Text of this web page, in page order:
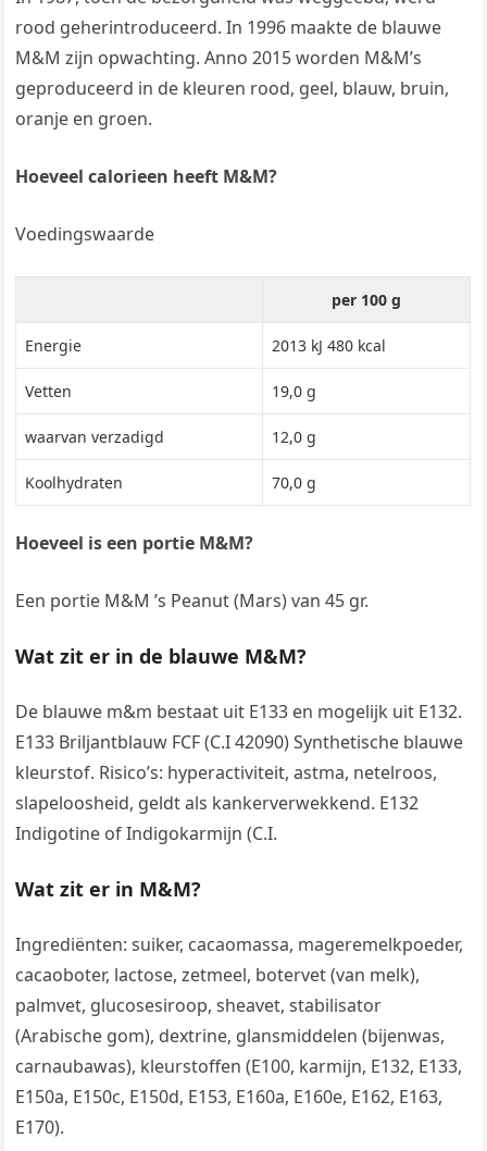
rood geherintroduceerd. In 1996 maakte de blauwe
M&M zijn opwachting. Anno 2015 worden M&M’s
geproduceerd in de kleuren rood, geel, blauw, bruin,
oranje en groen.
Hoeveel calorieen heeft M&M?
Voedingswaarde
per 100 g
Energie 2013 kJ 480 kcal
Vetten 19,0 g
waarvan verzadigd 12,0 g
Koolhydraten 70,0 g
Hoeveel is een portie M&M?
Een portie M&M ’s Peanut (Mars) van 45 gr.
Wat zit er in de blauwe M&M?
De blauwe m&m bestaat uit E133 en mogelijk uit E132.
E133 Briljantblauw FCF (C.I 42090) Synthetische blauwe
kleurstof. Risico’s: hyperactiviteit, astma, netelroos,
slapeloosheid, geldt als kankerverwekkend. E132
Indigotine of Indigokarmijn (C.I.
Wat zit er in M&M?
Ingrediënten: suiker, cacaomassa, mageremelkpoeder,
cacaoboter, lactose, zetmeel, botervet (van melk),
palmvet, glucosesiroop, sheavet, stabilisator
(Arabische gom), dextrine, glansmiddelen (bijenwas,
carnaubawas), kleurstoffen (E100, karmijn, E132, E133,
E150a, E150c, E150d, E153, E160a, E160e, E162, E163,
E170).